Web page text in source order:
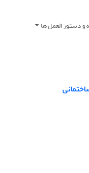
و دستور العمل ها